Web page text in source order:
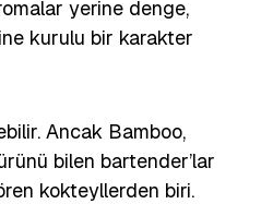
yerine denge,
kurulu bir karakter
Ancak Bamboo,
bilen bartender’lar
kokteyllerden biri.